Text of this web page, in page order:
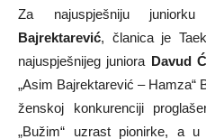
Za najuspješniju
Bajrektarević, članica je
najuspješnijeg juniora Davud
„Asim Bajrektarević – Hamza“
ženskoj konkurenciji
„Bužim“ uzrast pionirke, a